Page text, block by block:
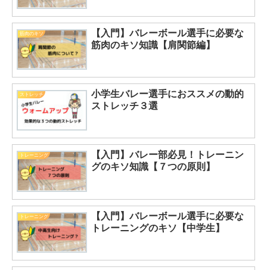
筋肉のキソ
【入門】バレーボール選手に必要な
筋肉のキソ知識【肩関節編】
ストレッチ
小学生バレー選手におススメの動的
ストレッチ３選
トレーニング
【入門】バレー部必見！トレーニン
グのキソ知識【７つの原則】
トレーニング
【入門】バレーボール選手に必要な
トレーニングのキソ【中学生】